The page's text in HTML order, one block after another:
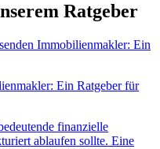
Ratgeber
Ein Ratgeber für
finanzielle
ablaufen sollte. Eine